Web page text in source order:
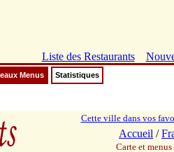
Liste des Restaurants
Menus Statistiques
Cette ville dans vos
Accueil /
Carte et